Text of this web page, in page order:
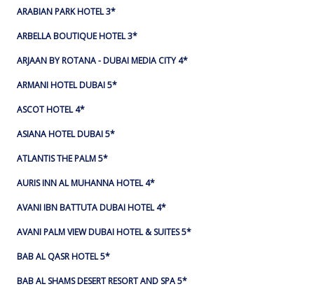
ARABIAN PARK HOTEL 3*
ARBELLA BOUTIQUE HOTEL 3*
ARJAAN BY ROTANA - DUBAI MEDIA CITY 4*
ARMANI HOTEL DUBAI 5*
ASCOT HOTEL 4*
ASIANA HOTEL DUBAI 5*
ATLANTIS THE PALM 5*
AURIS INN AL MUHANNA HOTEL 4*
AVANI IBN BATTUTA DUBAI HOTEL 4*
AVANI PALM VIEW DUBAI HOTEL & SUITES 5*
BAB AL QASR HOTEL 5*
BAB AL SHAMS DESERT RESORT AND SPA 5*